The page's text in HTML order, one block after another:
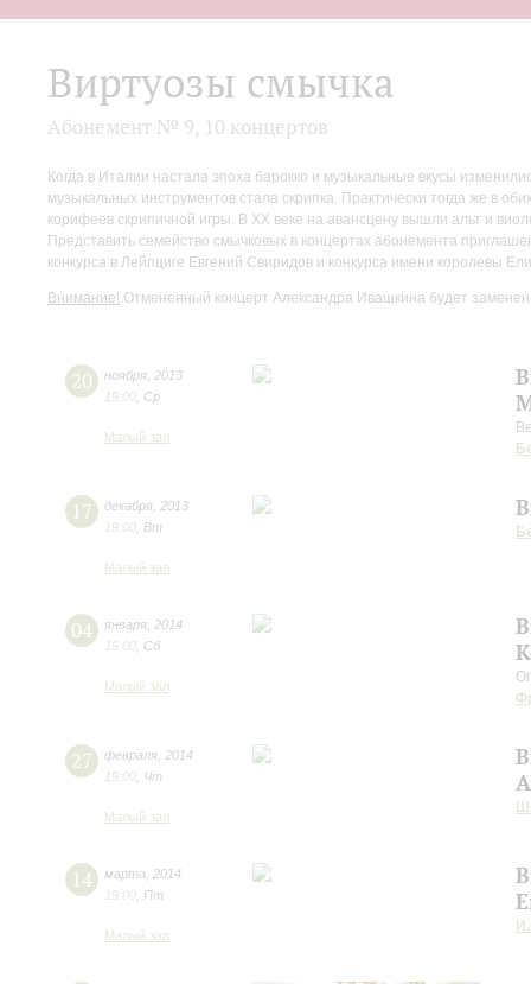
Виртуозы смычка
Абонемент № 9, 10 концертов
Когда в Италии настала эпоха барокко и музыкальные вкусы
музыкальных инструментов стала скрипка. Практически тогда же в
корифеев скрипичной игры. В XX веке на авансцену вышли альт и
Представить семейство смычковых в концертах абонемента
конкурса в Лейпциге Евгений Свиридов и конкурса имени королевы
Внимание! Отмененный концерт Александра Ивашкина будет
20 ноября 2013
19:00 Ср
Малый зал
17 декабря 2013
19:00 Вт
Малый зал
04 января 2014
19:00 Сб
Малый зал
27 февраля 2014
19:00 Чт
Малый зал
14 марта
2014
19:00 Пт
Малый зал